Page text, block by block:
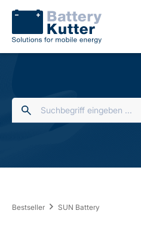
Bestseller SUN Battery